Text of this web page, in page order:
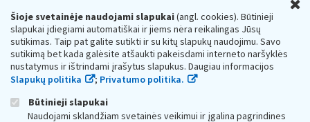
Šioje svetainėje naudojami slapukai(angl. cookies). Būtinieji
slapukai įdiegiami automatiškai ir jiems nėra reikalingas Jūsų
sutikimas. Taip pat galite sutikti ir su kitų slapukų naudojimu. Savo
sutikimą bet kada galėsite atšaukti pakeisdami interneto naršyklės
nustatymus ir ištrindami įrašytus slapukus. Daugiau informacijos
Slapukų politika
; Privatumo politika.
Būtinieji slapukai
Naudojami sklandžiam svetainės veikimui ir įgalina pagrindines
Respublikos finansų ministerijos
Biudžetinė įstaiga. Juridinio asmens kodas — 188659752,
adresas: Vasario 16-osios g. 14, 01107 Vilnius, Lietuva, el.paštas:
vmi@vmi.lt, E. pristatymo dėžutės adresas 188659752
Duomenys apie Valstybinę mokesčių inspekciją prie Lietuvos
Respublikos finansų ministerijos kaupiami ir saugomi Juridinių